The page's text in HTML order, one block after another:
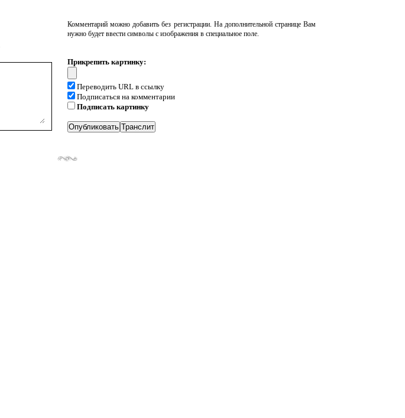
Комментарий можно добавить без регистрации. На дополнительной странице Вам
нужно будет ввести символы с изображения в специальное поле.
Прикрепить картинку:
Переводить URL в ссылку
Подписаться на комментарии
Подписать картинку